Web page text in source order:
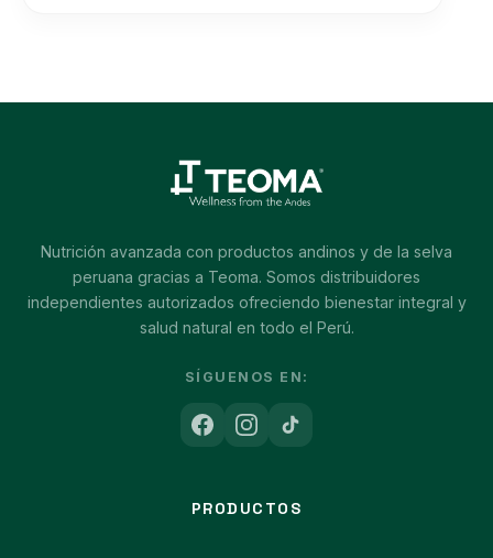
Nutrición avanzada con productos andinos y de la selva
peruana gracias a Teoma. Somos distribuidores
independientes autorizados ofreciendo bienestar integral y
salud natural en todo el Perú.
SÍGUENOS EN:
PRODUCTOS